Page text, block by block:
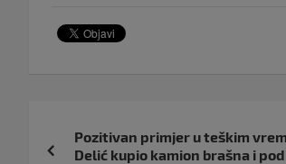
objava
Pozitivan primjer u teškim
Delić kupio kamion brašna i